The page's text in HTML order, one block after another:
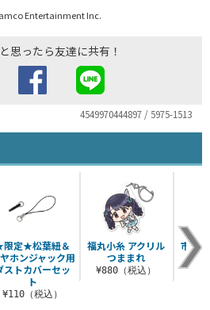
Entertainment Inc.
思ったら友達に共有！
4549970444897 / 5975-1513
定★松葉紐＆
ホンジャック用
ストカバーセッ
ト
¥110（税込）
福丸小糸 アクリル
つままれ
¥880（税込）
市川